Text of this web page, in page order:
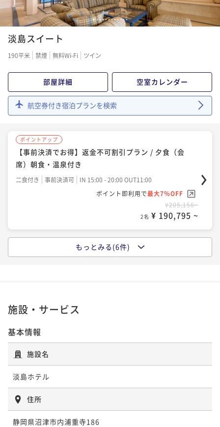
ポイントアップ
【2連泊以上優待】お得な連泊プラン / 夕朝食・温泉付
き プライベートリゾートステイ
二食付き 現地決済可 事前決済可
¥241,680~
2名 ¥ 224,762 ~
ポイントアップ
【夕食（フレンチ）朝食・温泉付き】プライベートリ
ゾートステイ
二食付き 現地決済可 事前決済可
ポイント即利用で最大7％OFF
¥127,200~
2名 ¥ 118,296 ~
【2連泊以上優待】お得な連泊プラン / 夕朝食・温泉付
き プライベートリゾートステイ
二食付き 現地決済可 事前決済可
ポイント即利用で最大7％OFF
¥241,680~
¥ 224,762 ~
ポイントアップ
【ディナータイムおまかせ】夕食（フレンチ）朝食・
温泉付き / プライベートリゾートステイ
ポイント即利用で最大7％OFF
¥155,700~
¥ 144,801 ~
ポイントアップ
【夕食（会席）朝食・温泉付き】プライベートリゾー
トステイ
¥155,700~
¥ 144,801 ~
【夕食（フレンチ）朝食・温泉付き】プライベートリ
ポイントアップ
付き / プライベートリゾートステイ
二食付き 現地決済可 事前決済可
IN 15:00 - 20:00 OUT11:00
123456789101112
淡島スイート
190平米 禁煙 無料Wi-Fi ツイン
部屋詳細 空室カレンダー
航空券付き宿泊プランを検索
ポイントアップ
【事前決済でお得】返金不可割引プラン / 夕食（会
席）朝食・温泉付き
二食付き 事前決済可
IN 15:00 - 20:00 OUT11:00
ポイント即利用で最大7％OFF
¥205,156~
2名 ¥ 190,795 ~
【事前決済でお得】返金不可割引プラン / 夕食（フレ
ポイントアップ
【夕食（フレンチ）朝食・温泉付き】プライベートリ
ゾートステイ
二食付き
ポイント即利用で最大7％OFF
もっとみる(6件)
施設・サービス
基本情報
施設名
淡島ホテル
住所
静岡県沼津市内浦重寺186